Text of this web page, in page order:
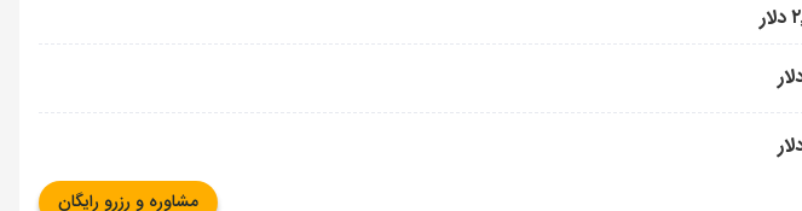
مشاوره و رزرو رایگان